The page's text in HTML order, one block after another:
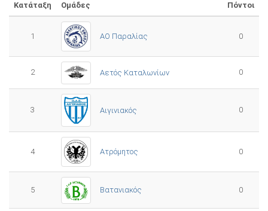
Κατάταξη Ομάδες Πόντοι
1 ΑΟ Παραλίας 0
2 Αετός Καταλωνίων 0
3 Αιγινιακός 0
4 Ατρόμητος 0
5 Βατανιακός 0